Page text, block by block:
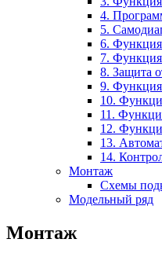
4.
5.
6.
7.
8. Защита
9.
10.
11.
12.
13.
14.
Монтаж
Схемы
Модельный ряд
Монтаж